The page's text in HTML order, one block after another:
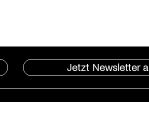
Jetzt Newsletter